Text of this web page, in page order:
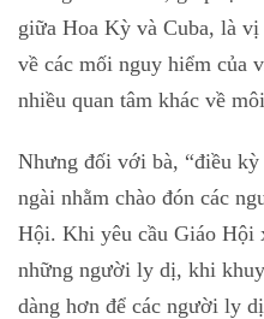
giữa Hoa Kỳ và Cuba, là
về các mối nguy hiểm của
nhiều quan tâm khác về
Nhưng đối với bà, “điều kỳ
ngài nhằm chào đón các
Hội. Khi yêu cầu Giáo
những người ly dị, khi
dàng hơn để các người ly